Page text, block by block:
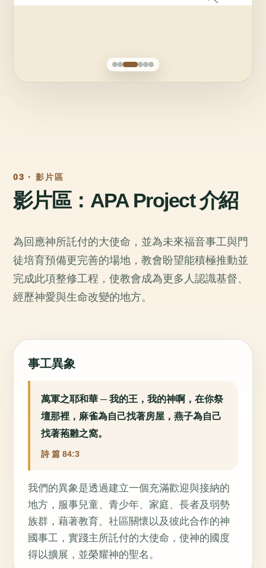
03 · 影片區
影片區：APA Project 介紹
為回應神所託付的大使命，並為未來福音事工與門
徒培育預備更完善的場地，教會盼望能積極推動並
完成此項整修工程，使教會成為更多人認識基督、
經歷神愛與生命改變的地方。
事工異象
萬軍之耶和華 ─ 我的王，我的神啊，在你祭
壇那裡，麻雀為自己找著房屋，燕子為自己
找著菢雛之窩。
詩 篇 84:3
我們的異象是透過建立一個充滿歡迎與接納的
地方，服事兒童、青少年、家庭、長者及弱勢
族群，藉著教育、社區關懷以及彼此合作的神
國事工，實踐主所託付的大使命，使神的國度
得以擴展，並榮耀神的聖名。